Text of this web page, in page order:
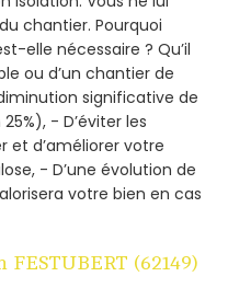
chantier. Pourquoi
elle nécessaire ? Qu’il
ou d’un chantier de
significative de
- D’éviter les
et d’améliorer votre
- D’une évolution de
votre bien en cas
(62149)